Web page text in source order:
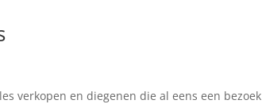
verkopen en diegenen die al eens een bezoek